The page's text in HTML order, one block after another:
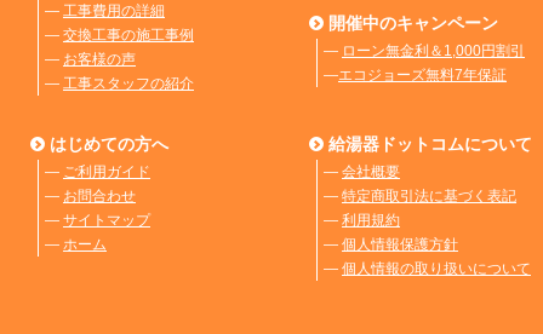
― 工事費用の詳細
― 交換工事の施工事例
― お客様の声
― 工事スタッフの紹介
開催中のキャンペーン
― ローン無金利＆1,000円割引
―エコジョーズ無料7年保証
はじめての方へ
― ご利用ガイド
― お問合わせ
― サイトマップ
― ホーム
給湯器ドットコムについて
― 会社概要
― 特定商取引法に基づく表記
― 利用規約
― 個人情報保護方針
― 個人情報の取り扱いについて